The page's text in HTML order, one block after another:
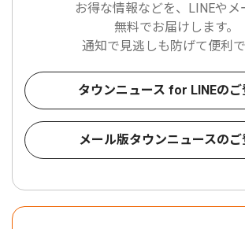
お得な情報などを、LINEやメ
無料でお届けします。
通知で見逃しも防げて便利で
タウンニュース for LINEのご
メール版タウンニュースのご